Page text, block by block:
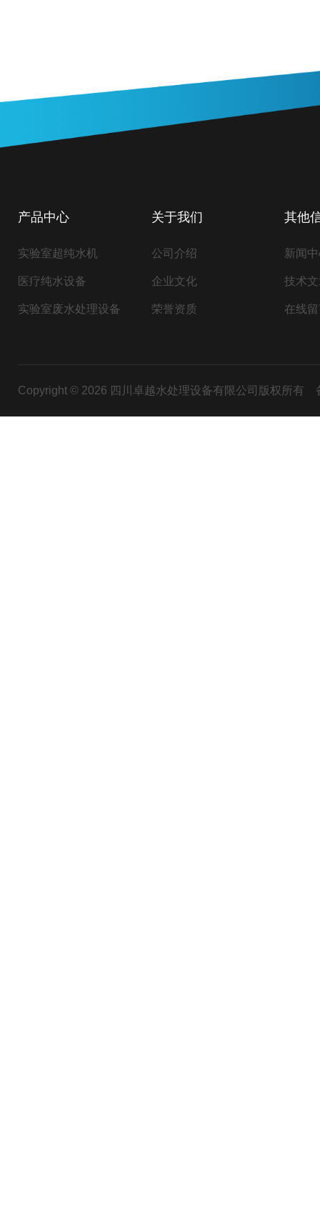
产品中心
实验室超纯水机
医疗纯水设备
实验室废水处理设备
关于我们
公司介绍
企业文化
荣誉资质
其他
新闻
技术
在线
Copyright © 2026 四川卓越水处理设备有限公司版权所有